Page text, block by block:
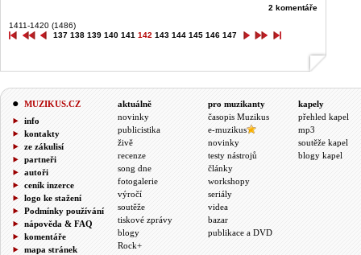
2 komentáře
1411-1420 (1486)
137 138 139 140 141 142 143 144 145 146 147
MUZIKUS.CZ
info
kontakty
ze zákulisí
partneři
autoři
ceník inzerce
logo ke stažení
Podmínky používání
nápověda & FAQ
komentáře
mapa stránek
aktuálně
novinky
publicistika
živě
recenze
song dne
fotogalerie
výročí
soutěže
tiskové zprávy
blogy
Rock+
pro muzikanty
časopis Muzikus
e-muzikus
novinky
testy nástrojů
články
workshopy
seriály
videa
bazar
publikace a DVD
kapely
přehled kapel
mp3
soutěže kapel
blogy kapel